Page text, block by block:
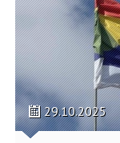
29.10.2025